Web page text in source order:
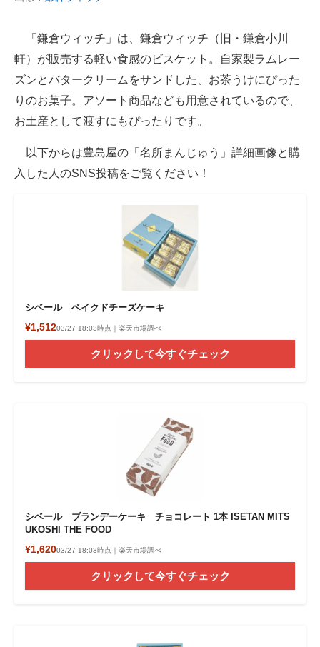
「鎌倉ウィッチ」は、鎌倉ウィッチ（旧・鎌倉小川
軒）が販売する軽い食感のビスケット。自家製ラムレー
ズンとバタークリームをサンドした、お茶うけにぴった
りのお菓子。アソート商品なども用意されているので、
お土産として渡すにもぴったりです。
以下からは豊島屋の「名所まんじゅう」詳細画像と購
入した人のSNS投稿をご覧ください！
シベール ベイクドチーズケーキ
¥1,51203/27 18:03時点｜楽天市場調べ
クリックして今すぐチェック
シベール ブランデーケーキ チョコレート 1本 ISETAN MITS
UKOSHI THE FOOD
¥1,62003/27 18:03時点｜楽天市場調べ
クリックして今すぐチェック